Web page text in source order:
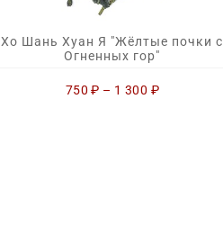
Хо Шань Хуан Я "Жёлтые почки с
Огненных гор"
750₽ – 1 300 ₽